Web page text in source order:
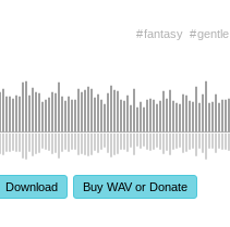
fantasy gentle
Download Buy WAV or Donate